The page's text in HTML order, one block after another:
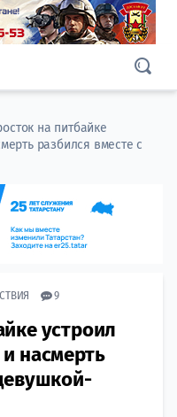
на питбайке
разбился вместе с
9
устроил
насмерть